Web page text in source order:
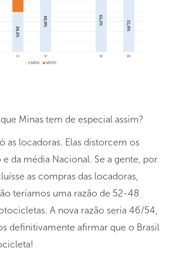
Minas tem de especial assim?
as locadoras. Elas distorcem os
e da média Nacional. Se a gente, por
as compras das locadoras,
teríamos uma razão de 52-48
A nova razão seria 46/54,
definitivamente afirmar que o Brasil